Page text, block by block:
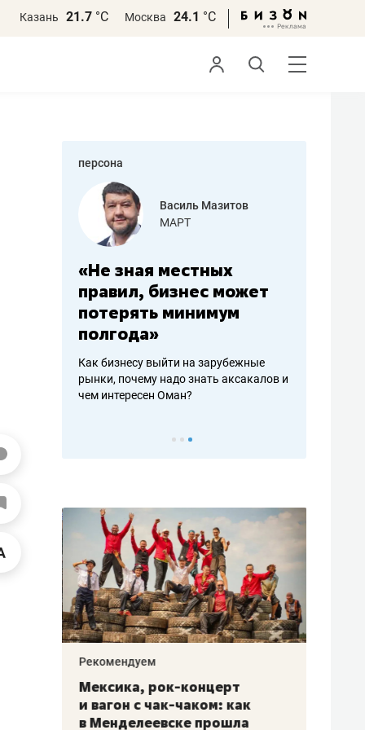
Казань 21.7 °С Москва 24.1 °С
персона
Василь Мазитов
МАРТ
«Не зная местных
правил, бизнес может
потерять минимум
полгода»
Как бизнесу выйти на зарубежные
рынки, почему надо знать аксакалов и
чем интересен Оман?
Рекомендуем
Мексика, рок-концерт
и вагон с чак-чаком: как
в Менделеевске прошла